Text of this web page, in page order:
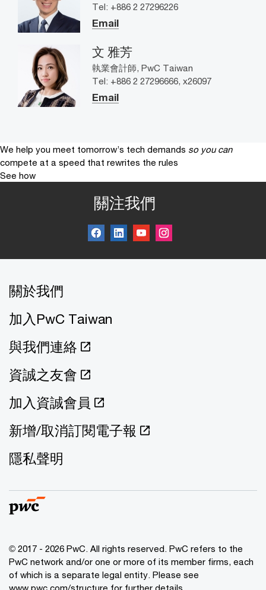
Tel: +886 2 27296226
Email
文 雅芳
執業會計師, PwC Taiwan
Tel: +886 2 27296666, x26097
Email
We help you meet tomorrow’s tech demands so you can
compete at a speed that rewrites the rules
See how
關注我們
關於我們
加入PwC Taiwan
與我們連絡
資誠之友會
加入資誠會員
新增/取消訂閱電子報
隱私聲明
© 2017 - 2026 PwC. All rights reserved. PwC refers to the
PwC network and/or one or more of its member firms, each
of which is a separate legal entity. Please see
www.pwc.com/structure for further details.